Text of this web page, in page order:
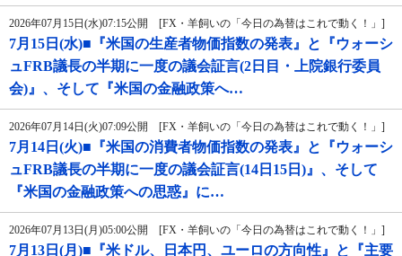
2026年07月15日(水)07:15公開 [FX・羊飼いの「今日の為替はこれで動く！」]
7月15日(水)■『米国の生産者物価指数の発表』と『ウォーシ
ュFRB議長の半期に一度の議会証言(2日目・上院銀行委員
会)』、そして『米国の金融政策へ…
2026年07月14日(火)07:09公開 [FX・羊飼いの「今日の為替はこれで動く！」]
7月14日(火)■『米国の消費者物価指数の発表』と『ウォーシ
ュFRB議長の半期に一度の議会証言(14日15日)』、そして
『米国の金融政策への思惑』に…
2026年07月13日(月)05:00公開 [FX・羊飼いの「今日の為替はこれで動く！」]
7月13日(月)■『米ドル、日本円、ユーロの方向性』と『主要